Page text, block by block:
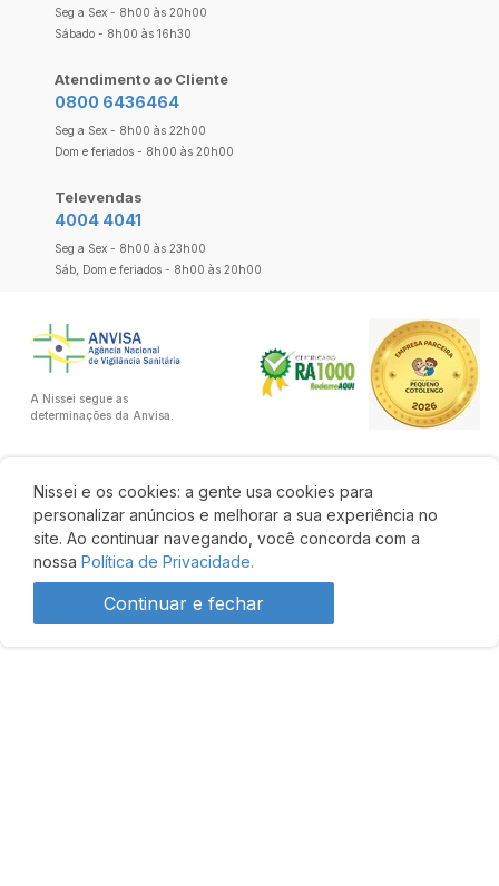
Nissei e os cookies: a gente usa cookies para
personalizar anúncios e melhorar a sua experiência no
site. Ao continuar navegando, você concorda com a
nossa Política de Privacidade.
Continuar e fechar
Baixe o app e parcele em até6x
sem juros
Baixar o app
Seg a Sex - 8h00 às 20h00
Sábado - 8h00 às 16h30
Atendimento ao Cliente
0800 6436464
Seg a Sex - 8h00 às 22h00
Dom e feriados - 8h00 às 20h00
Televendas
4004 4041
Seg a Sex - 8h00 às 23h00
Sáb, Dom e feriados - 8h00 às 20h00
A Nissei segue as
determinações da Anvisa.